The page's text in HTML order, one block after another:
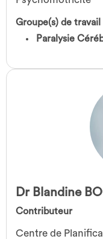
Groupe(s) de travail
Paralysie
Dr Blandine
Contributeur
Centre de